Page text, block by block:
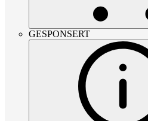
GESPONSERT